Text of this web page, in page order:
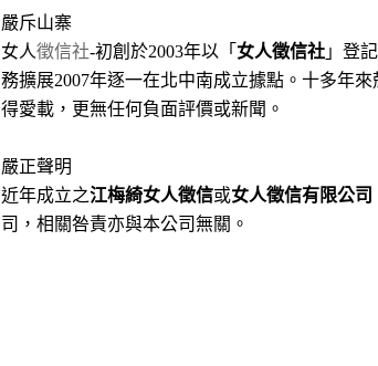
嚴斥山寨
女人徵信社-初創於2003年以「 女人徵信社 」登
務擴展2007年逐一在北中南成立據點。十多年
得愛載，更無任何負面評價或新聞。
嚴正聲明
近年成立之江梅綺女人徵信或女人徵信有限公司
司，相關咎責亦與本公司無關。